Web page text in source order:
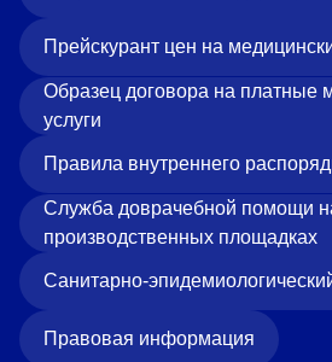
Прейскурант цен на
Образец договора на платные
услуги
Правила внутреннего
Служба доврачебной помощи
производственных площадках
Санитарно-
Правовая информация